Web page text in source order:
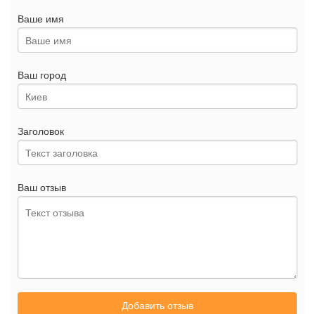
Ваше имя
Ваш город
Заголовок
Ваш отзыв
Добавить отзыв